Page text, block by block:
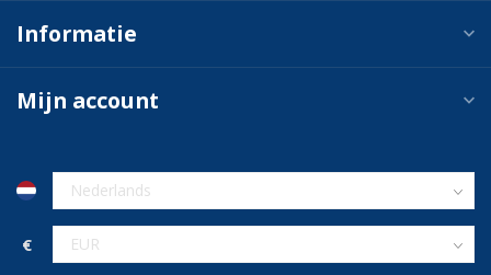
Informatie
Mijn account
€